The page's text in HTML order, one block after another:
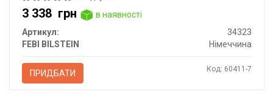
3 338 грн
в наявності
Артикул:
34323
FEBI BILSTEIN
Німеччина
ПРИДБАТИ Код: 60411-7